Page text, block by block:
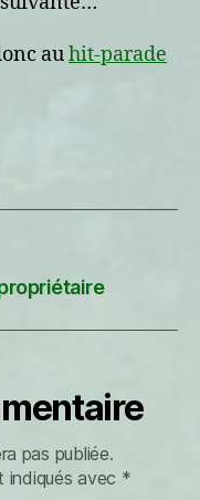
auhit-parade
pas publiée.
indiqués avec *